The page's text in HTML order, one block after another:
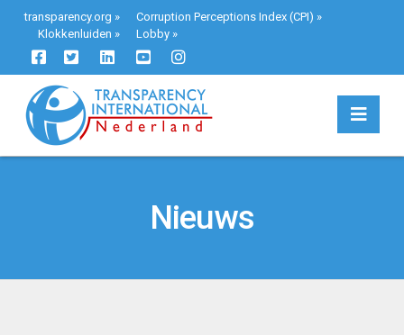
transparency.org » Corruption Perceptions Index (CPI) »
Klokkenluiden » Lobby»
Nieuws